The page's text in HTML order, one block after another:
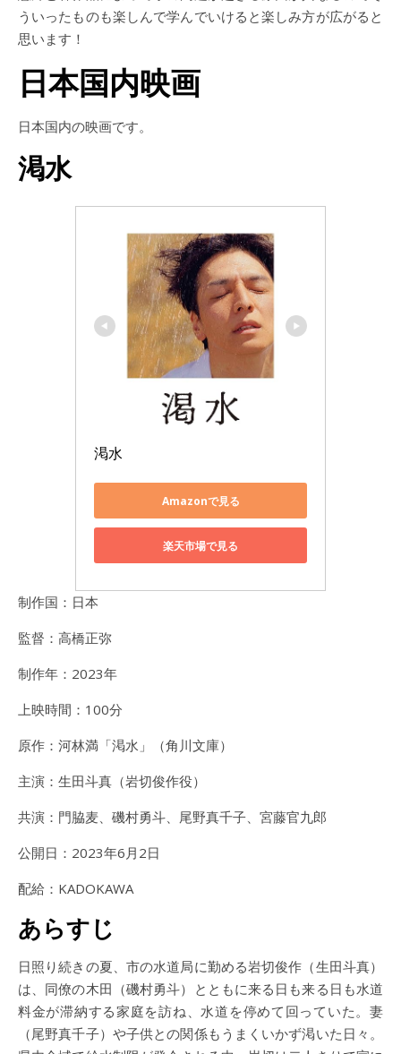
ういったものも楽しんで学んでいけると楽しみ方が広がると
思います！
日本国内映画
日本国内の映画です。
渇水
渇水
Amazonで見る
楽天市場で見る
制作国：日本
監督：高橋正弥
制作年：2023年
上映時間：100分
原作：河林満「渇水」（角川文庫）
主演：生田斗真（岩切俊作役）
共演：門脇麦、磯村勇斗、尾野真千子、宮藤官九郎
公開日：2023年6月2日
配給：KADOKAWA
あらすじ
日照り続きの夏、市の水道局に勤める岩切俊作（生田斗真）
は、同僚の木田（磯村勇斗）とともに来る日も来る日も水道
料金が滞納する家庭を訪ね、水道を停めて回っていた。妻
（尾野真千子）や子供との関係もうまくいかず渇いた日々。